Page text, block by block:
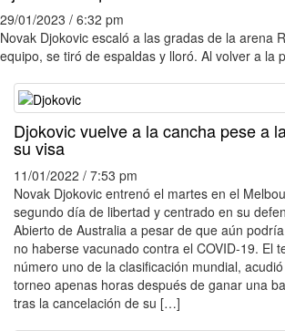
29/01/2023 / 6:32 pm
Novak Djokovic escaló a las gradas de la arena
equipo, se tiró de espaldas y lloró. Al volver a
Djokovic vuelve a la cancha pese a
su visa
11/01/2022 / 7:53 pm
Novak Djokovic entrenó el martes en el
segundo día de libertad y centrado en su
Abierto de Australia a pesar de que aún
no haberse vacunado contra el COVID-19. El
número uno de la clasificación mundial,
torneo apenas horas después de ganar una
tras la cancelación de su […]